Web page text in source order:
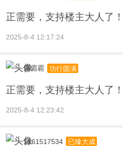
正需要，支持楼主大人了！
2025-8-4 12:17:24
霸霸霸 功行圆满
正需要，支持楼主大人了！
2025-8-4 12:23:42
1161517534 已臻大成